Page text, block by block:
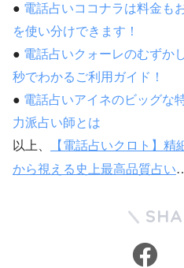
● 電話占いココナラは料金も
を使い分けできます！
● 電話占いクォーレのむずか
秒でわかるご利用ガイド！
● 電話占いアイネのビッグな
力派占い師とは
以上、
【電話占いクロト】
から視える史上最高品質占い